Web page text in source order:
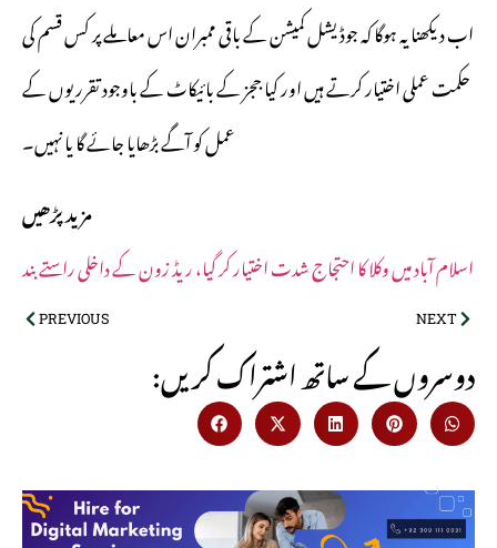
اب دیکھنا یہ ہوگا کہ جوڈیشل کمیشن کے باقی ممبران اس معاملے پر کس قسم کی
حکمت عملی اختیار کرتے ہیں اور کیا ججز کے بائیکاٹ کے باوجود تقرریوں کے
عمل کو آگے بڑھایا جائے گا یا نہیں۔
مزید پڑھیں
اسلام آباد میں وکلا کا احتجاج شدت اختیار کر گیا، ریڈ زون کے داخلی راستے بند
PREVIOUS NEXT
:دوسروں کے ساتھ اشتراک کریں